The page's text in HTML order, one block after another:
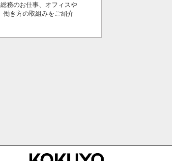
総務のお仕事、オフィスや
働き方の取組みをご紹介